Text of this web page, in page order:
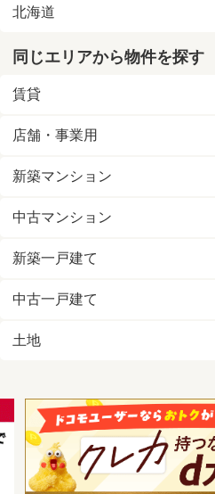
北海道
同じエリアから物件を探す
賃貸
店舗・事業用
新築マンション
中古マンション
新築一戸建て
中古一戸建て
土地